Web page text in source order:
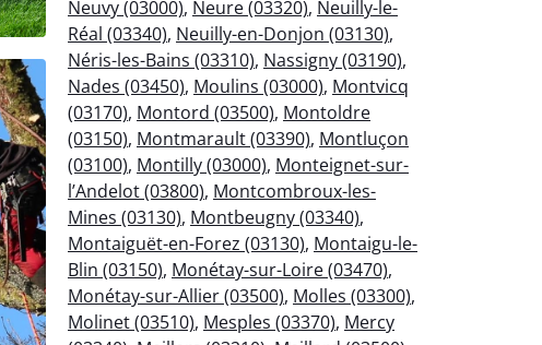
Neuvy (03000), Neure (03320), Neuilly-le-
Réal (03340), Neuilly-en-Donjon (03130),
Néris-les-Bains (03310), Nassigny (03190),
Nades (03450), Moulins (03000), Montvicq
(03170), Montord (03500), Montoldre
(03150), Montmarault (03390), Montluçon
(03100), Montilly (03000), Monteignet-sur-
l’Andelot (03800), Montcombroux-les-
Mines (03130), Montbeugny (03340),
Montaiguët-en-Forez (03130), Montaigu-le-
Blin (03150), Monétay-sur-Loire (03470),
Monétay-sur-Allier (03500), Molles (03300),
Molinet (03510), Mesples (03370), Mercy